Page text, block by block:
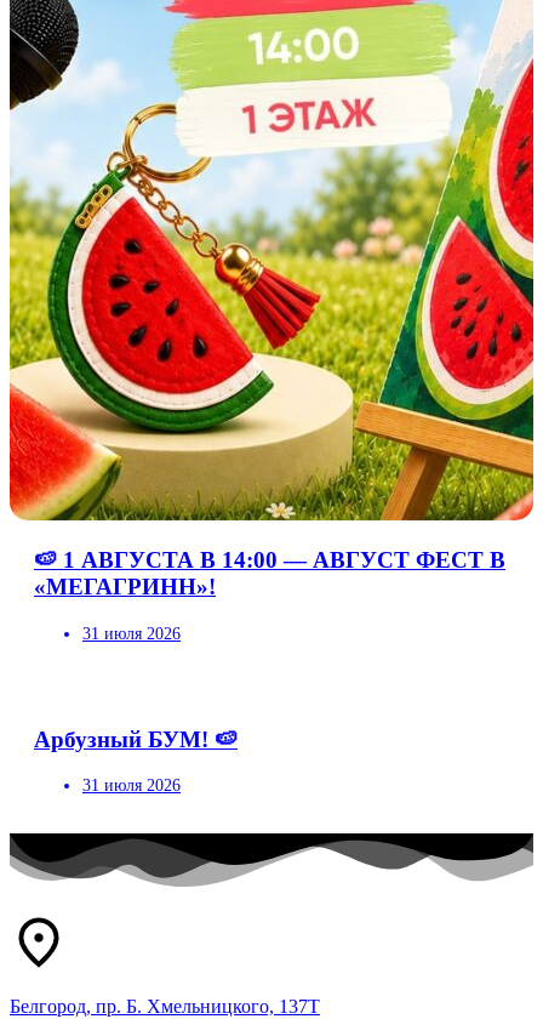
🍉 1 АВГУСТА В 14:00 — АВГУСТ ФЕСТ В
«МЕГАГРИНН»!
31 июля 2026
Арбузный БУМ! 🍉
31 июля 2026
Белгород, пр. Б. Хмельницкого, 137Т